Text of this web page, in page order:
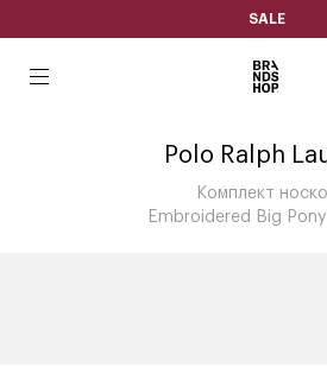
SALE
Polo Ralph
Комплект
Embroidered Big